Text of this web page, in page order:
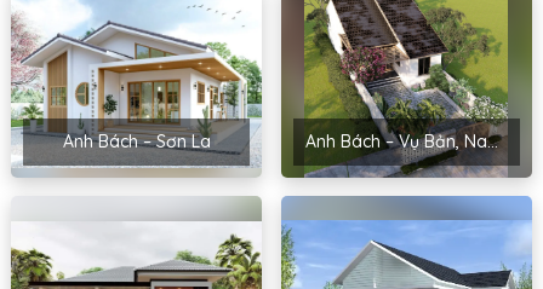
Anh Bách – Sơn La Anh Bách – Vụ Bản, Nam Định